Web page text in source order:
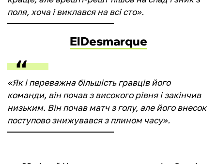
поля, хоча і виклався на всі сто».
ElDesmarque
«Як і переважна більшість гравців його
команди, він почав з високого рівня і закінчив
низьким. Він почав матч з голу, але його внесок
поступово знижувався з плином часу».